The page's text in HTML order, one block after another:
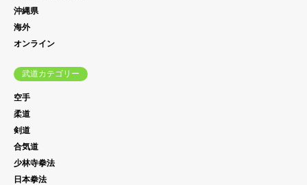
沖縄県
海外
オンライン
武道カテゴリー
空手
柔道
剣道
合気道
少林寺拳法
日本拳法